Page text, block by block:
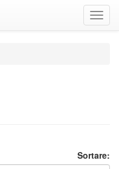
Sortare: